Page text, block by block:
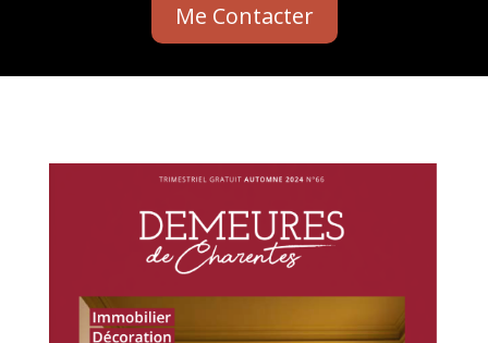
Me Contacter